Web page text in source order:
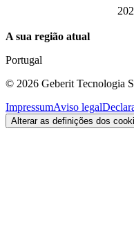
A sua região atual
Portugal
© 2026 Geberit Tecnologia
ImpressumAviso legal
Alterar as definições dos